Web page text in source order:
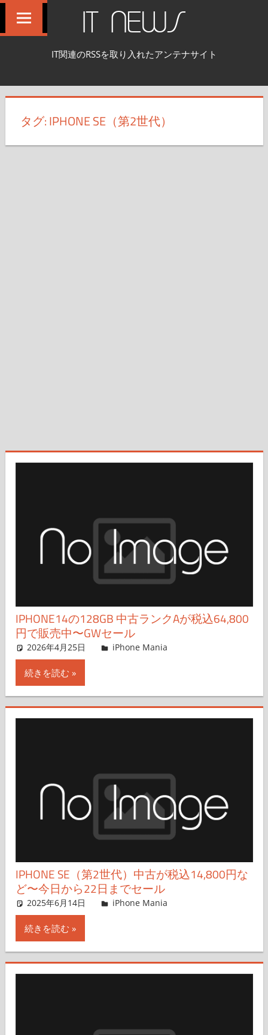
へ
ッ
IT NEWS
IT関連のRSSを取り入れたアンテナサイト
タグ:IPHONE SE（第2世代）
IPHONE14の128GB 中古ランクAが税込64,800
円で販売中〜GWセール
2026年4月25日 FT729
iPhone Mania
続きを読む
IPHONE SE（第2世代）中古が税込14,800円な
ど〜今日から22日までセール
2025年6月14日 FT729
iPhone Mania
続きを読む